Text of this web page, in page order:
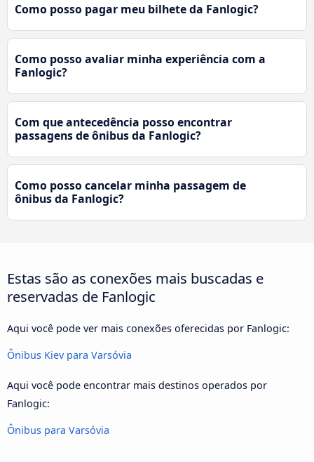
Como posso pagar meu bilhete da Fanlogic?
Como posso avaliar minha experiência com a
Fanlogic?
Com que antecedência posso encontrar
passagens de ônibus da Fanlogic?
Como posso cancelar minha passagem de
ônibus da Fanlogic?
Estas são as conexões mais buscadas e
reservadas de Fanlogic
Aqui você pode ver mais conexões oferecidas por Fanlogic:
Ônibus Kiev para Varsóvia
Aqui você pode encontrar mais destinos operados por
Fanlogic:
Ônibus para Varsóvia